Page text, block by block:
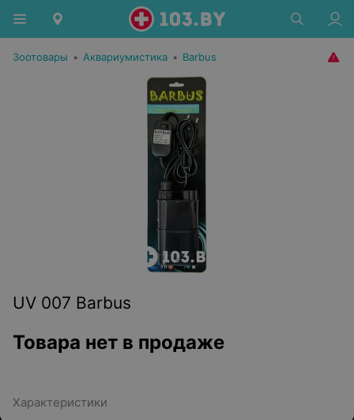
Зоотовары • Аквариумистика • Barbus
UV 007 Barbus
Товара нет в продаже
Характеристики